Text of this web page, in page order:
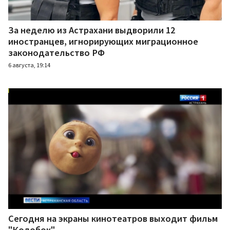
За неделю из Астрахани выдворили 12
иностранцев, игнорирующих миграционное
законодательство РФ
6 августа, 19:14
Сегодня на экраны кинотеатров выходит фильм